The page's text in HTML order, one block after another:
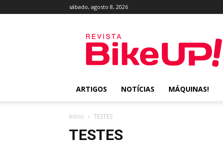
sábado, agosto 8, 2026
BikeUP!
ARTIGOS NOTÍCIAS MÁQUINAS!
Início TESTES
TESTES